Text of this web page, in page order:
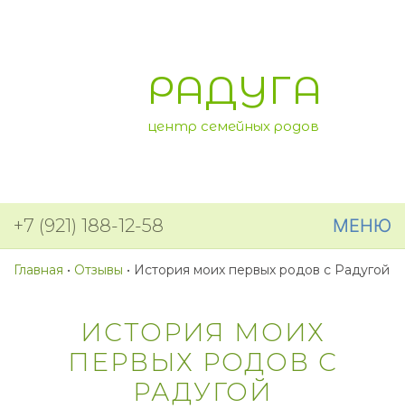
РАДУГА
центр семейных родов
+7 (921) 188-12-58 МЕНЮ
Главная • Отзывы • История моих первых родов с Радугой
ИСТОРИЯ МОИХ
ПЕРВЫХ РОДОВ С
РАДУГОЙ